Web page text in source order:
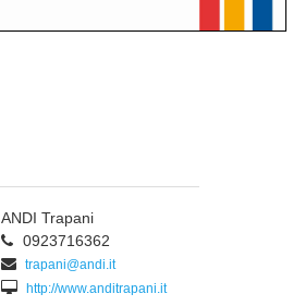
ANDI Trapani
0923716362
trapani@andi.it
http://www.anditrapani.it